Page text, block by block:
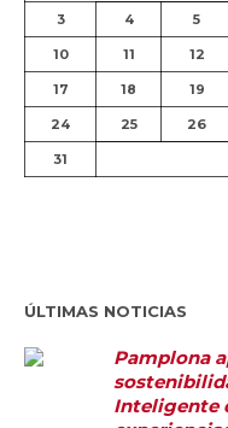
3 4 5
10 11 12
17 18 19
24 25 26
31
ÚLTIMAS NOTICIAS
Pamplona
Inteligente